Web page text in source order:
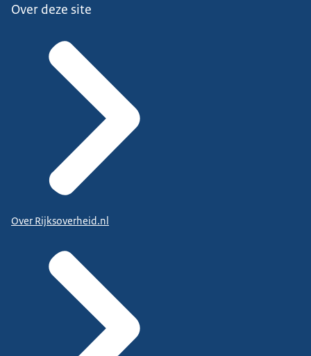
Over deze site
Over Rijksoverheid.nl